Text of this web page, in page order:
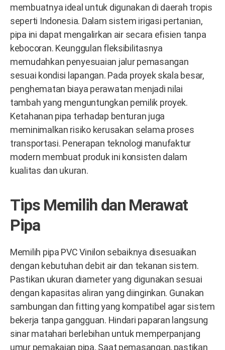
membuatnya ideal untuk digunakan di daerah tropis
seperti Indonesia. Dalam sistem irigasi pertanian,
pipa ini dapat mengalirkan air secara efisien tanpa
kebocoran. Keunggulan fleksibilitasnya
memudahkan penyesuaian jalur pemasangan
sesuai kondisi lapangan. Pada proyek skala besar,
penghematan biaya perawatan menjadi nilai
tambah yang menguntungkan pemilik proyek.
Ketahanan pipa terhadap benturan juga
meminimalkan risiko kerusakan selama proses
transportasi. Penerapan teknologi manufaktur
modern membuat produk ini konsisten dalam
kualitas dan ukuran.
Tips Memilih dan Merawat
Pipa
Memilih pipa PVC Vinilon sebaiknya disesuaikan
dengan kebutuhan debit air dan tekanan sistem.
Pastikan ukuran diameter yang digunakan sesuai
dengan kapasitas aliran yang diinginkan. Gunakan
sambungan dan fitting yang kompatibel agar sistem
bekerja tanpa gangguan. Hindari paparan langsung
sinar matahari berlebihan untuk memperpanjang
umur pemakaian pipa. Saat pemasangan, pastikan